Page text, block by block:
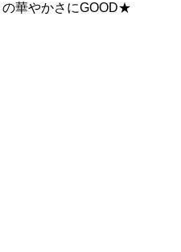
華やかさにGOOD★